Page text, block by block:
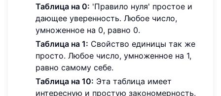
Таблица на 0: 'Правило нуля' простое и
дающее уверенность. Любое число,
умноженное на 0, равно 0.
Таблица на 1: Свойство единицы так же
просто. Любое число, умноженное на 1,
равно самому себе.
Таблица на 10: Эта таблица имеет
интересную и простую закономерность.